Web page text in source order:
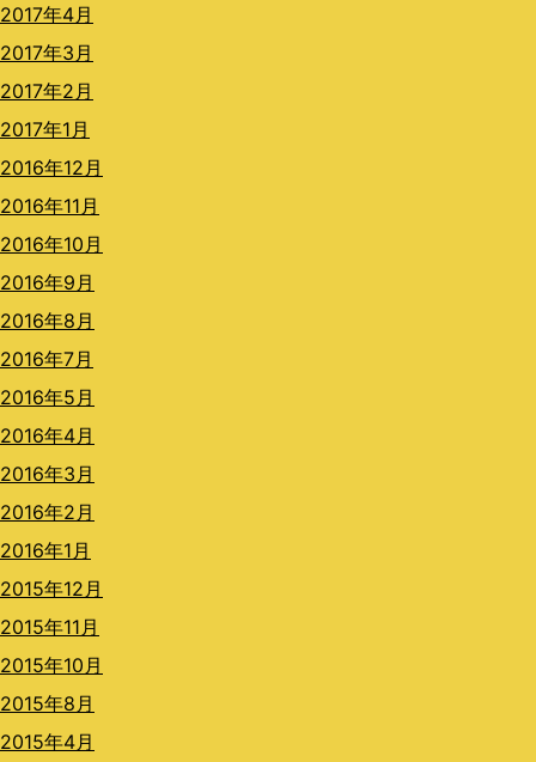
2017年4月
2017年3月
2017年2月
2017年1月
2016年12月
2016年11月
2016年10月
2016年9月
2016年8月
2016年7月
2016年5月
2016年4月
2016年3月
2016年2月
2016年1月
2015年12月
2015年11月
2015年10月
2015年8月
2015年4月